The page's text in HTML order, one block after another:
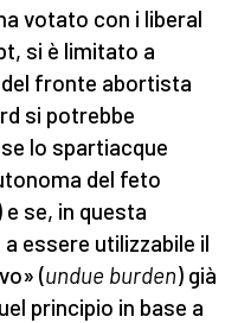
votato con i liberal
si è limitato a
fronte abortista
si potrebbe
lo spartiacque
del feto
se, in questa
essere utilizzabile il
(undue burden) già
principio in base a